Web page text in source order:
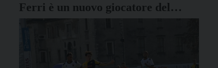
Ferri è un nuovo giocatore del
Trento